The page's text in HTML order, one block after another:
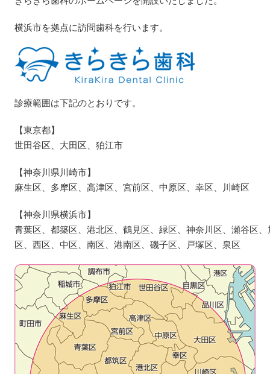
横浜市を拠点に訪問歯科を行います。
診療範囲は下記のとおりです。
【東京都】
世田谷区、大田区、狛江市
【神奈川県川崎市】
麻生区、多摩区、高津区、宮前区、中原区、幸区、川崎区
【神奈川県横浜市】
青葉区、都築区、港北区、鶴見区、緑区、神奈川区、瀬谷区
区、西区、中区、南区、港南区、磯子区、戸塚区、泉区